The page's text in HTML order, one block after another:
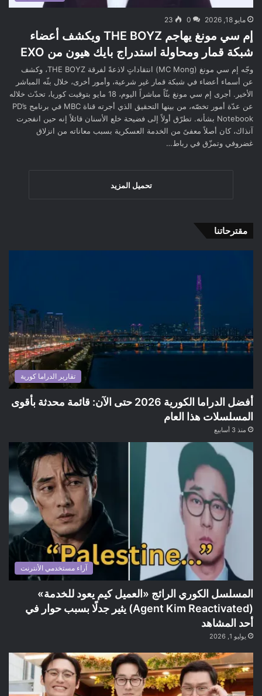
مايو 18, 2026 0
23
إم سي مونغ يهاجم THE BOYZ ويكشف أعضاء
شبكة قمار ومحاولة استدراج بايك هيون من EXO
وجّه إم سي مونغ (MC Mong) انتقاداتٍ لاذعةً لفرقة THE BOYZ، وكشف
عن أسماء أعضاء في شبكة قمار غير شرعية، وأمور أخرى، خلال بثّه المباشر
الأخير. أجرى إم سي مونغ بثّاً مباشراً اليوم، 18 مايو بتوقيت كوريا، تحدّث خلاله
عن عدّة أمور تخصّه، من بينها التحقيق الذي أجرته قناة MBC في برنامج PD’s
Notebook بشأنه. تطرّق أولاً إلى فضيحة خلع الأسنان قائلاً إنه حين انفجرت
آنذاك، كان أصلاً معفىً من الخدمة العسكرية بسبب معاناته من انزلاق
غضروفي وتمزّق في رباط…
تحميل المزيد
مقترحاتنا
تقارير الدراما كورية
أفضل الدراما الكورية 2026 حتى الآن: قائمة محدثة بأقوى
المسلسلات هذا العام
منذ 3 أسابيع
آراء مستخدمي الأنترنت
المسلسل الكوري الرائج «العميل كيم يعود للخدمة»
(Agent Kim Reactivated) يثير جدلًا بسبب حوار في
أحد المشاهد
يوليو 1, 2026